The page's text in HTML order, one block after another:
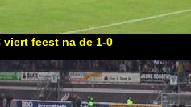
viert feest na de 1-0